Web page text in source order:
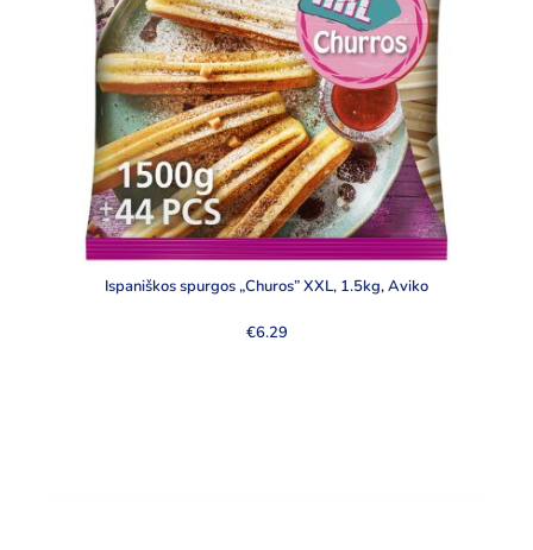
Ispaniškos spurgos „Churos” XXL, 1.5kg, Aviko
€6.29